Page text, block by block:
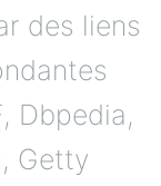
des liens
Dbpedia,
Getty